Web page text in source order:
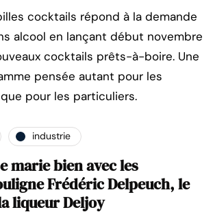
cocktails répond à la demande
alcool en lançant début novembre
cocktails prêts-à-boire. Une
pensée autant pour les
pour les particuliers.
industrie
marie bien avec les
Frédéric Delpeuch, le
liqueur Deljoy